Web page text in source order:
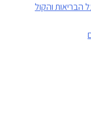
על הבריאות והקול